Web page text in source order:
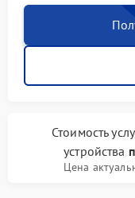
Стоимость
устройства
Цена